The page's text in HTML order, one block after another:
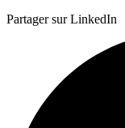
Partager sur LinkedIn